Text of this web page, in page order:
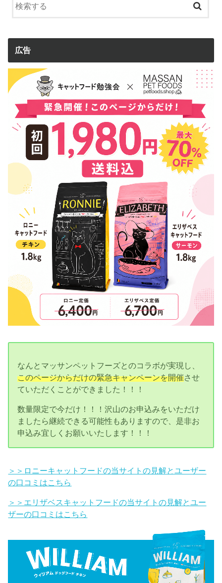
広告
なんとマッサンペットフーズとのコラボが実現し、
このページからだけの緊急キャンペーンを開催させ
ていただくことができました！！！
数量限定で今だけ！！！沢山のお申込みをいただけ
ましたら継続できる可能性もありますので、是非お
申込み宜しくお願いいたします！！！
＞＞ロニーキャットフードの当サイトの見解とユーザー
の口コミはこちら
＞＞エリザベスキャットフードの当サイトの見解とユー
ザーの口コミはこちら